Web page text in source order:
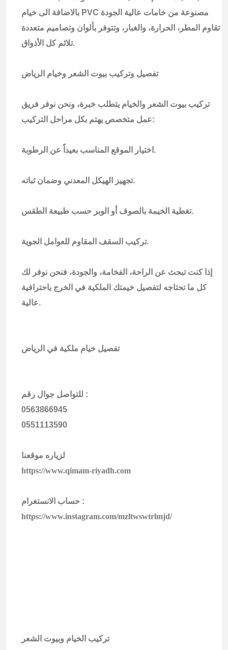
بالاضافة الى خيام PVC مصنوعة من خامات عالية الجودة
تقاوم المطر، الحرارة، والغبار، وتتوفر بألوان وتصاميم متعددة
تلائم كل الأذواق.
تفصيل وتركيب بيوت الشعر وخيام الرياض
تركيب بيوت الشعر والخيام يتطلب خبرة، ونحن نوفر فريق
عمل متخصص يهتم بكل مراحل التركيب:
اختيار الموقع المناسب بعيداً عن الرطوبة.
تجهيز الهيكل المعدني وضمان ثباته.
تغطية الخيمة بالصوف أو الوبر حسب طبيعة الطقس.
تركيب السقف المقاوم للعوامل الجوية.
إذا كنت تبحث عن الراحة، الفخامة، والجودة، فنحن نوفر لك
كل ما تحتاجه لتفصيل خيمتك الملكية في الخرج باحترافية
عالية.
تفصيل خيام ملكية في الرياض
للتواصل جوال رقم :
0563866945
0551113590
لزياره موقعنا
https://www.qimam-riyadh.com
حساب الانستغرام :
https://www.instagram.com/mzltwswtrlmjd/
تركيب الخيام وبيوت الشعر